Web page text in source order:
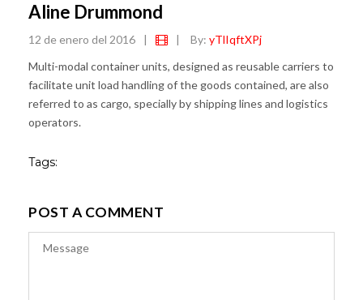
Aline Drummond
12 de enero del 2016 | | By: yTlIqftXPj
Multi-modal container units, designed as reusable carriers to
facilitate unit load handling of the goods contained, are also
referred to as cargo, specially by shipping lines and logistics
operators.
Tags:
POST A COMMENT